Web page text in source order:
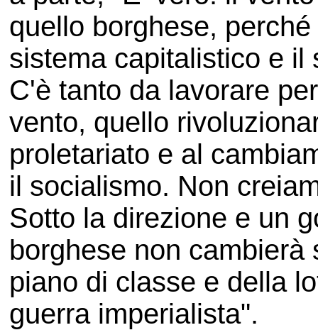
quello borghese,
sistema capitalistico e il
C'è tanto da lavorare
vento, quello
proletariato e al
il socialismo. Non
Sotto la direzione e un
borghese non
piano di classe e della
guerra imperialista".